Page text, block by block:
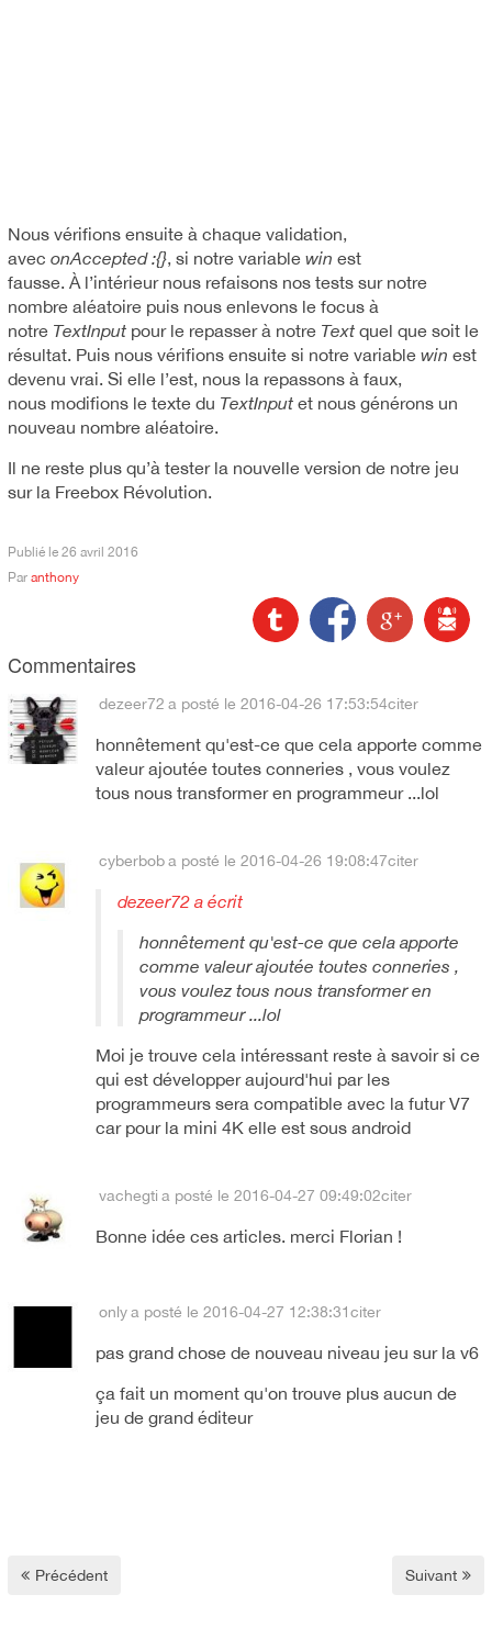
Nous vérifions ensuite à chaque validation,
avec onAccepted :{}, si notre variable win est
fausse. À l’intérieur nous refaisons nos tests sur notre
nombre aléatoire puis nous enlevons le focus à
notre TextInput pour le repasser à notre Text quel que soit le
résultat. Puis nous vérifions ensuite si notre variable win est
devenu vrai. Si elle l’est, nous la repassons à faux,
nous modifions le texte du TextInput et nous générons un
nouveau nombre aléatoire.
Il ne reste plus qu’à tester la nouvelle version de notre jeu
sur la Freebox Révolution.
Publié le 26 avril 2016
Par anthony
Commentaires
dezeer72 a posté le 2016-04-26 17:53:54citer
honnêtement qu'est-ce que cela apporte comme
valeur ajoutée toutes conneries , vous voulez
tous nous transformer en programmeur ...lol
cyberbob a posté le 2016-04-26 19:08:47citer
dezeer72 a écrit
honnêtement qu'est-ce que cela apporte
comme valeur ajoutée toutes conneries ,
vous voulez tous nous transformer en
programmeur ...lol
Moi je trouve cela intéressant reste à savoir si ce
qui est développer aujourd'hui par les
programmeurs sera compatible avec la futur V7
car pour la mini 4K elle est sous android
vachegti a posté le 2016-04-27 09:49:02citer
Bonne idée ces articles. merci Florian !
only a posté le 2016-04-27 12:38:31citer
pas grand chose de nouveau niveau jeu sur la v6
ça fait un moment qu'on trouve plus aucun de
jeu de grand éditeur
Précédent Suivant